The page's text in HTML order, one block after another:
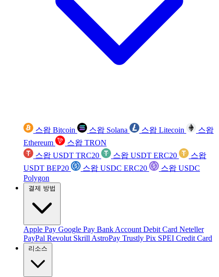
스왑 Bitcoin 스왑 Solana 스왑 Litecoin
스왑
Ethereum
스왑 TRON
스왑 USDT TRC20
스왑 USDT ERC20
스왑
USDT BEP20
스왑 USDC ERC20
스왑 USDC
Polygon
결제 방법
Apple Pay Google Pay Bank Account Debit Card Neteller
PayPal Revolut Skrill AstroPay Trustly Pix SPEI Credit Card
리소스